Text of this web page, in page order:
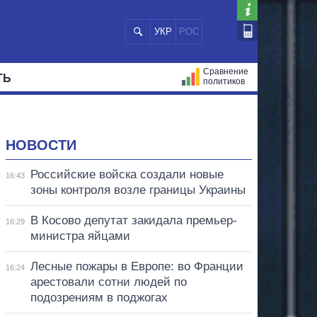
УКР РОС
Сравнение
политиков
НОВОСТИ
16:43
Российские войска создали новые
зоны контроля возле границы Украины
16:29
В Косово депутат закидала премьер-
министра яйцами
16:24
Лесные пожары в Европе: во Франции
арестовали сотни людей по
подозрениям в поджогах